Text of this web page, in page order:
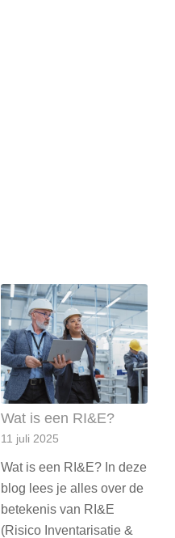
Wat is een RI&E?
11 juli 2025
Wat is een RI&E? In deze
blog lees je alles over de
betekenis van RI&E
(Risico Inventarisatie &